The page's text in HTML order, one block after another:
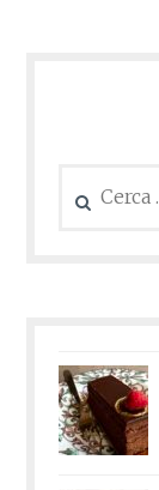
per: